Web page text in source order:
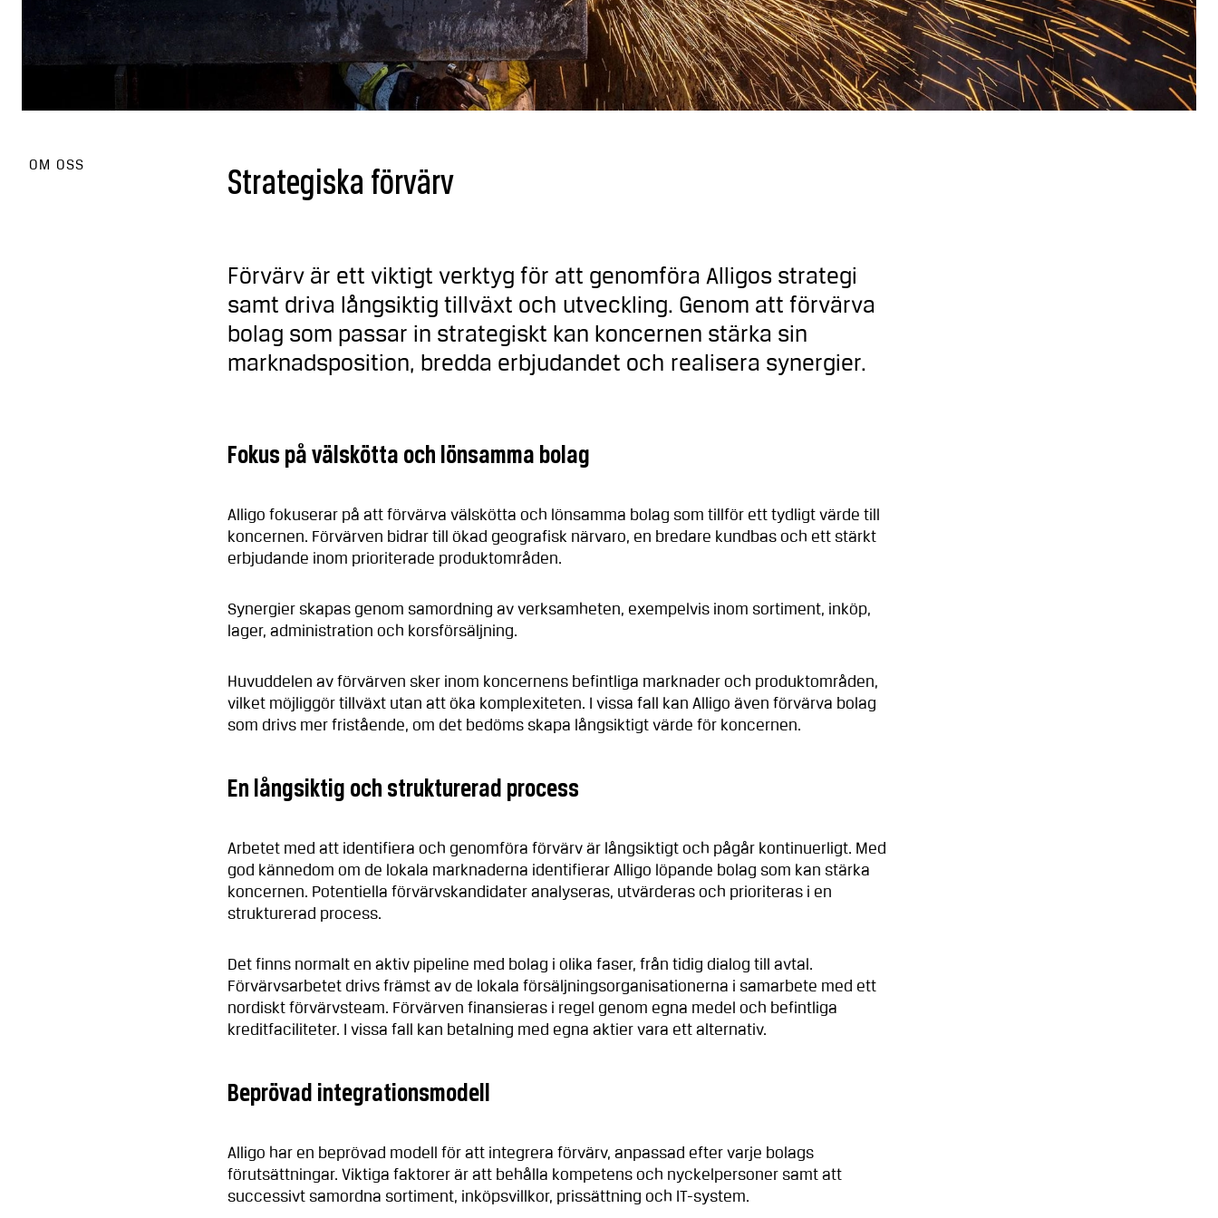
OM OSS Strategiska förvärv
Förvärv är ett viktigt verktyg för att genomföra Alligos strategi
samt driva långsiktig tillväxt och utveckling. Genom att förvärva
bolag som passar in strategiskt kan koncernen stärka sin
marknadsposition, bredda erbjudandet och realisera synergier.
Fokus på välskötta och lönsamma bolag
Alligo fokuserar på att förvärva välskötta och lönsamma bolag som tillför ett tydligt värde till
koncernen. Förvärven bidrar till ökad geografisk närvaro, en bredare kundbas och ett stärkt
erbjudande inom prioriterade produktområden.
Synergier skapas genom samordning av verksamheten, exempelvis inom sortiment, inköp,
lager, administration och korsförsäljning.
Huvuddelen av förvärven sker inom koncernens befintliga marknader och produktområden,
vilket möjliggör tillväxt utan att öka komplexiteten. I vissa fall kan Alligo även förvärva bolag
som drivs mer fristående, om det bedöms skapa långsiktigt värde för koncernen.
En långsiktig och strukturerad process
Arbetet med att identifiera och genomföra förvärv är långsiktigt och pågår kontinuerligt. Med
god kännedom om de lokala marknaderna identifierar Alligo löpande bolag som kan stärka
koncernen. Potentiella förvärvskandidater analyseras, utvärderas och prioriteras i en
strukturerad process.
Det finns normalt en aktiv pipeline med bolag i olika faser, från tidig dialog till avtal.
Förvärvsarbetet drivs främst av de lokala försäljningsorganisationerna i samarbete med ett
nordiskt förvärvsteam. Förvärven finansieras i regel genom egna medel och befintliga
kreditfaciliteter. I vissa fall kan betalning med egna aktier vara ett alternativ.
Beprövad integrationsmodell
Alligo har en beprövad modell för att integrera förvärv, anpassad efter varje bolags
förutsättningar. Viktiga faktorer är att behålla kompetens och nyckelpersoner samt att
successivt samordna sortiment, inköpsvillkor, prissättning och IT-system.